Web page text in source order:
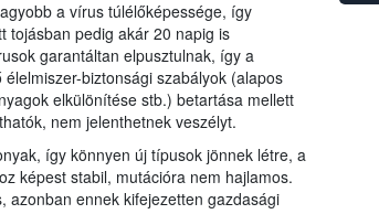
a vírus túlélőképessége, így
tojásban pedig akár 20 napig is
garantáltan elpusztulnak, így a
biztonsági szabályok (alapos
elkülönítése stb.) betartása mellett
nem jelenthetnek veszélyt.
így könnyen új típusok jönnek létre, a
képest stabil, mutációra nem hajlamos.
azonban ennek kifejezetten gazdasági